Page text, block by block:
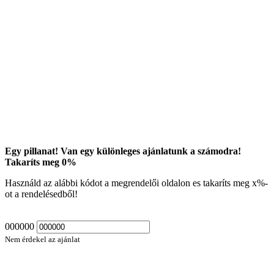
Egy pillanat! Van egy különleges ajánlatunk a számodra!
Takaríts meg 0%
Használd az alábbi kódot a megrendelői oldalon es takaríts meg x%-
ot a rendelésedből!
000000
Nem érdekel az ajánlat